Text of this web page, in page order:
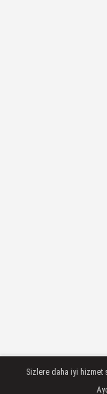
Sizlere daha iyi hizmet